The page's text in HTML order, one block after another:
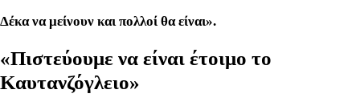
Δέκα να μείνουν και πολλοί θα είναι».
«Πιστεύουμε να είναι έτοιμο το
Καυτανζόγλειο»